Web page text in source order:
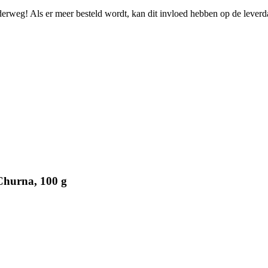
Als er meer besteld wordt, kan dit invloed hebben op de
100 g